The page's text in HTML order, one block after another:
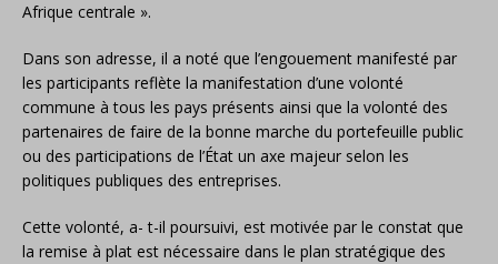
Afrique centrale ».
Dans son adresse, il a noté que l’engouement manifesté par
les participants reflète la manifestation d’une volonté
commune à tous les pays présents ainsi que la volonté des
partenaires de faire de la bonne marche du portefeuille public
ou des participations de l’État un axe majeur selon les
politiques publiques des entreprises.
Cette volonté, a- t-il poursuivi, est motivée par le constat que
la remise à plat est nécessaire dans le plan stratégique des